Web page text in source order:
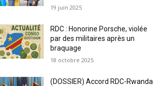
19 juin 2025
RDC : Honorine Porsche, violée
par des militaires après un
braquage
18 octobre 2025
(DOSSIER) Accord RDC-Rwanda